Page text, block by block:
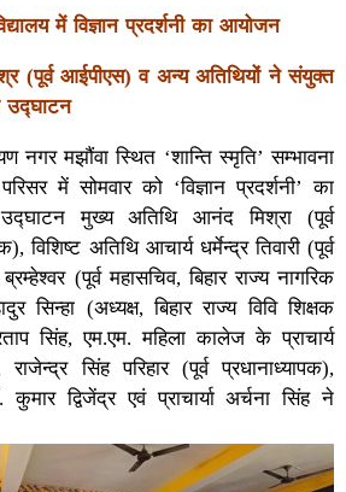
में विज्ञान प्रदर्शनी का आयोजन
(पूर्व आईपीएस) व अन्य अतिथियों ने संयुक्त
उद्घाटन
मझौंवा स्थित ‘शान्ति स्मृति’ सम्भावना
में सोमवार को ‘विज्ञान प्रदर्शनी’ का
मुख्य अतिथि आनंद मिश्रा (पूर्व
विशिष्ट अतिथि आचार्य धर्मेन्द्र तिवारी (पूर्व
(पूर्व महासचिव, बिहार राज्य नागरिक
सिन्हा (अध्यक्ष, बिहार राज्य विवि शिक्षक
सिंह, एम.एम. महिला कालेज के प्राचार्य
सिंह परिहार (पूर्व प्रधानाध्यापक),
द्विजेंद्र एवं प्राचार्या अर्चना सिंह ने